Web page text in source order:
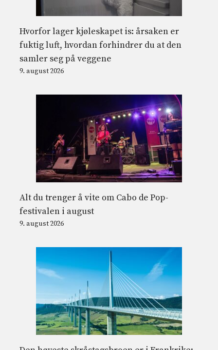
Hvorfor lager kjøleskapet is: årsaken er
fuktig luft, hvordan forhindrer du at den
samler seg på veggene
9. august 2026
Alt du trenger å vite om Cabo de Pop-
festivalen i august
9. august 2026